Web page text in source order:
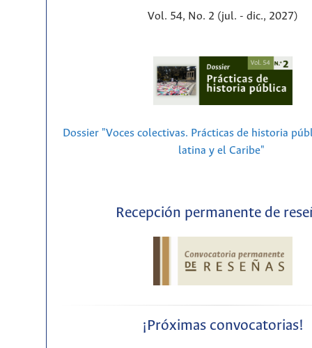
Vol. 54, No. 2 (jul. - dic., 2027)
Dossier "Voces colectivas. Prácticas de historia
latina y el Caribe"
Recepción permanente de
¡Próximas convocatorias!